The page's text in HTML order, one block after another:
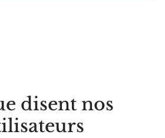
disent nos